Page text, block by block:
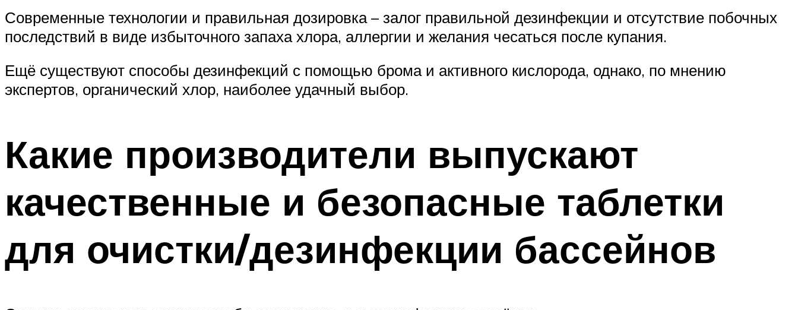
Современные технологии и правильная дозировка – залог правильной дезинфекции и отсутствие побочных
последствий в виде избыточного запаха хлора, аллергии и желания чесаться после купания.
Ещё существуют способы дезинфекций с помощью брома и активного кислорода, однако, по мнению
экспертов, органический хлор, наиболее удачный выбор.
Какие производители выпускают
качественные и безопасные таблетки
для очистки/дезинфекции бассейнов